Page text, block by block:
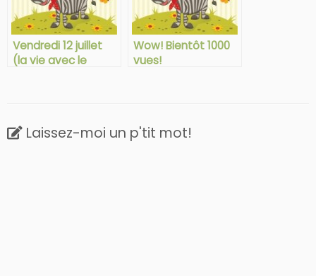
Vendredi 12 juillet
(la vie avec le
Wow! Bientôt 1000
vues!
Laissez-moi un p'tit mot!